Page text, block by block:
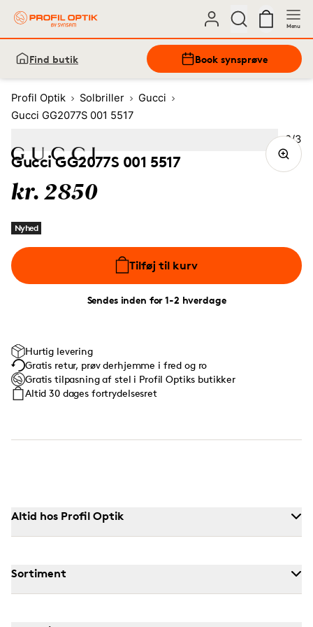
Menu
Find butik Book synsprøve
Profil Optik Solbriller
Gucci
Gucci GG2077S 001 5517
Gucci GG2077S 001 5517
kr. 2850
Nyhed
Tilføj til kurv
Sendes inden for 1-2 hverdage
Hurtig levering
Gratis retur, prøv derhjemme i fred og ro
Gratis tilpasning af stel i Profil Optiks butikker
Altid 30 dages fortrydelsesret
2/3
Image 1 3
Altid hos Profil Optik
Sortiment